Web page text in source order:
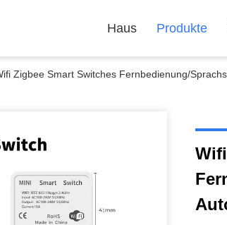
Haus Produkte
Zigbee Smart Switches Fernbedienung/